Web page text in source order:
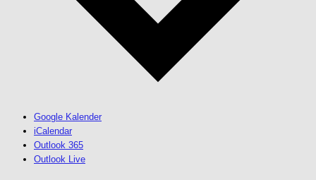
Google Kalender
iCalendar
Outlook 365
Outlook Live